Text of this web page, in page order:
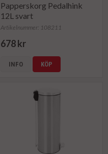
Papperskorg Pedalhink
12L svart
Artikelnummer: 108211
678 kr
INFO KÖP